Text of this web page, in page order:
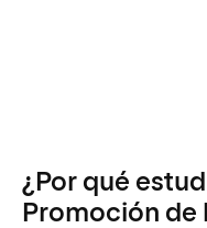
¿Por qué
Promoción de